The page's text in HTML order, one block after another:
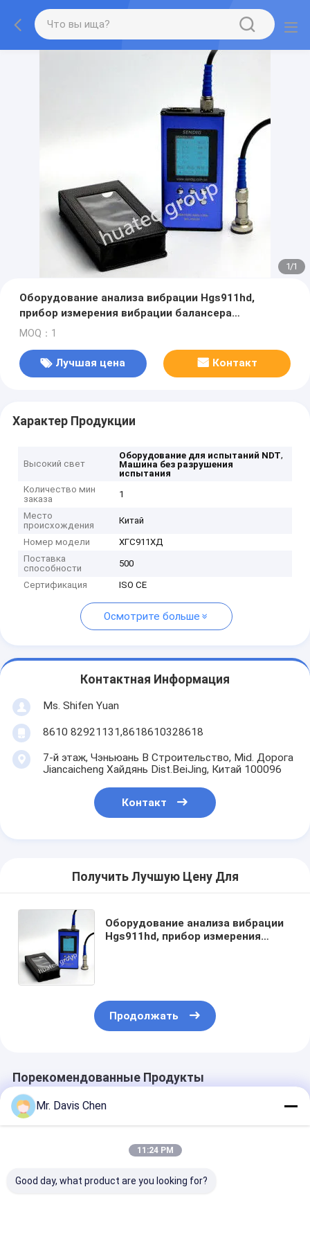
1/1
Оборудование анализа вибрации Hgs911hd,
прибор измерения вибрации балансера
анализатора вибрации спектра Fft
MOQ：1
Лучшая цена Контакт
Характер Продукции
Высокий свет
Оборудование для испытаний NDT,
Машина без разрушения
испытания
Количество мин
заказа
1
Место
происхождения
Китай
Номер модели
ХГС911ХД
Поставка
способности
500
Сертификация ISO CE
Осмотрите больше
Контактная Информация
Ms. Shifen Yuan
8610 82921131,8618610328618
7-й этаж, Чэньюань B Строительство, Mid. Дорога
Jiancaicheng Хайдянь Dist.BeiJing, Китай 100096
Контакт
Получить Лучшую Цену Для
Оборудование анализа вибрации
Hgs911hd, прибор измерения
Продолжать
Порекомендованные Продукты
Mr. Davis Chen
11:24 PM
Good day, what product are you looking for?